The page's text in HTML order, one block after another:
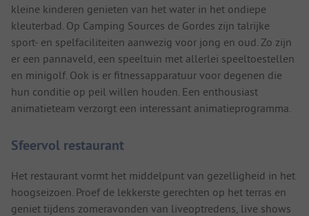
kleine kinderen genieten van het water in het ondiepe
kleuterbad. Op Camping Sources de Gordes zijn talrijke
sport- en spelfaciliteiten aanwezig voor jong en oud. Zo zijn
er een pannaveld, een speeltuin met allerlei speeltoestellen
en minigolf. Ook is er fitnessapparatuur voor degenen die
hun conditie op peil willen houden. Een enthousiast
animatieteam verzorgt een interessant animatieprogramma.
Sfeervol restaurant
Het restaurant vormt het middelpunt van gezelligheid in het
hoogseizoen. Proef de lekkerste gerechten op het terras en
geniet tijdens zomeravonden van liveoptredens, live shows